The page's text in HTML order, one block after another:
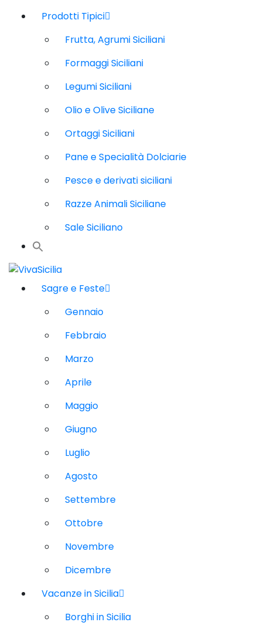
Prodotti Tipici
Frutta, Agrumi Siciliani
Formaggi Siciliani
Legumi Siciliani
Olio e Olive Siciliane
Ortaggi Siciliani
Pane e Specialità Dolciarie
Pesce e derivati siciliani
Razze Animali Siciliane
Sale Siciliano
Sagre e Feste
Gennaio
Febbraio
Marzo
Aprile
Maggio
Giugno
Luglio
Agosto
Settembre
Ottobre
Novembre
Dicembre
Vacanze in Sicilia
Borghi in Sicilia